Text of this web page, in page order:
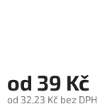
od 39 Kč
od 32,23 Kč bez DPH